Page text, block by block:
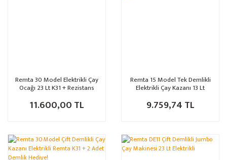
Remta 30 Model Elektrikli Çay
Ocağı 23 Lt K31 + Rezistans
11.600,00 TL
Remta 15 Model Tek Demlikli
Elektrikli Çay Kazanı 13 Lt
9.759,74 TL